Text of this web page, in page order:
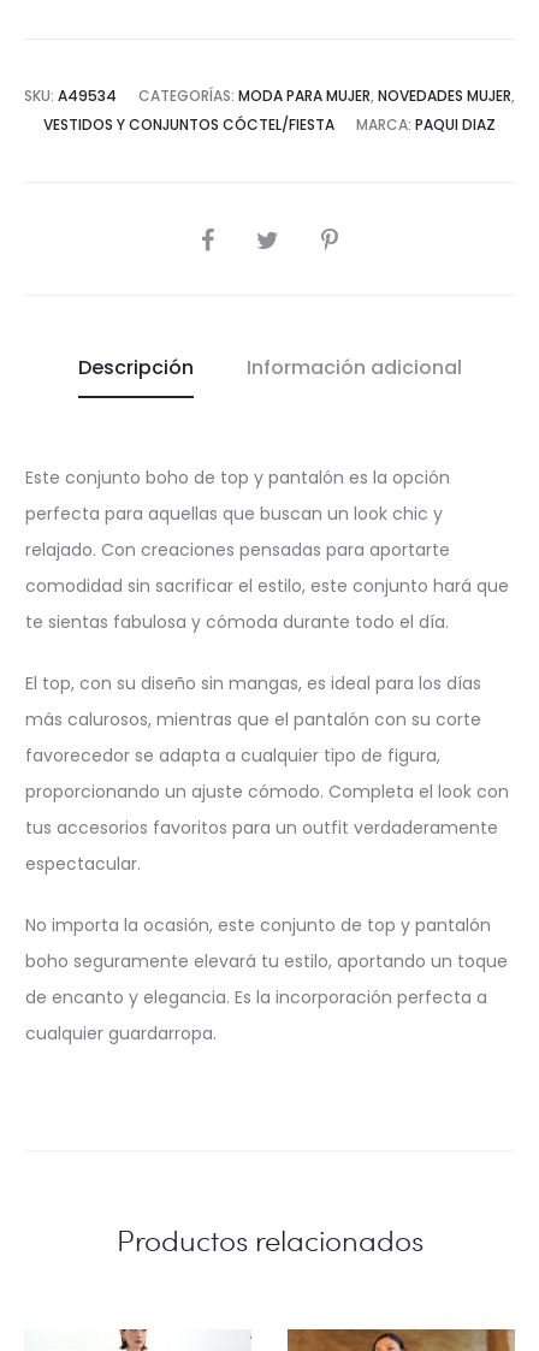
SKU: A49534 CATEGORÍAS: MODA PARA MUJER, NOVEDADES MUJER,
VESTIDOS Y CONJUNTOS CÓCTEL/FIESTA
MARCA: PAQUI DIAZ
COMPARTIR
Descripción Información adicional
Este conjunto boho de top y pantalón es la opción
perfecta para aquellas que buscan un look chic y
relajado. Con creaciones pensadas para aportarte
comodidad sin sacrificar el estilo, este conjunto hará que
te sientas fabulosa y cómoda durante todo el día.
El top, con su diseño sin mangas, es ideal para los días
más calurosos, mientras que el pantalón con su corte
favorecedor se adapta a cualquier tipo de figura,
proporcionando un ajuste cómodo. Completa el look con
tus accesorios favoritos para un outfit verdaderamente
espectacular.
No importa la ocasión, este conjunto de top y pantalón
boho seguramente elevará tu estilo, aportando un toque
de encanto y elegancia. Es la incorporación perfecta a
cualquier guardarropa.
Productos relacionados